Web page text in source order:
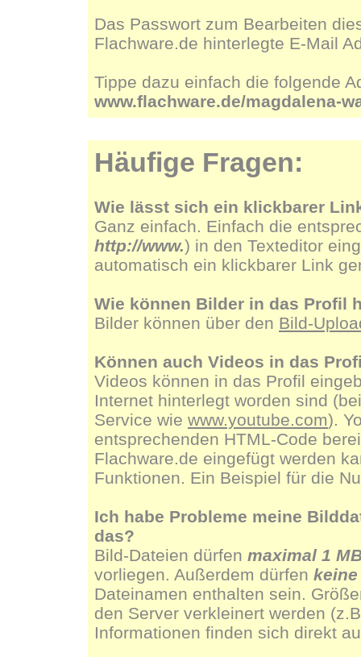
Das Passwort zum Bearbeiten
Flachware.de hinterlegte E-Mail
Tippe dazu einfach die folgende
www.flachware.de/magdalena-
Häufige Fragen:
Wie lässt sich ein klickbarer
Ganz einfach. Einfach die
http://www.) in den Texteditor
automatisch ein klickbarer Link
Wie können Bilder in das Profil
Bilder können über den Bild-
Können auch Videos in das
Videos können in das Profil
Internet hinterlegt worden sind
Service wie www.youtube.com).
entsprechenden HTML-Code
Flachware.de eingefügt werden
Funktionen. Ein Beispiel für die
Ich habe Probleme meine
das?
Bild-Dateien dürfen maximal 1
vorliegen. Außerdem dürfen
Dateinamen enthalten sein.
den Server verkleinert werden
Informationen finden sich direkt